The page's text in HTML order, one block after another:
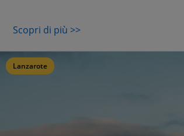
Scopri di più >>
Lanzarote